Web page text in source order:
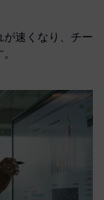
速くなり、チー